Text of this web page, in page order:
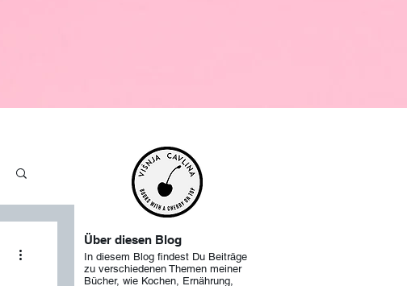
Über diesen Blog
In diesem Blog findest Du Beiträge
zu verschiedenen Themen meiner
Bücher, wie Kochen, Ernährung,